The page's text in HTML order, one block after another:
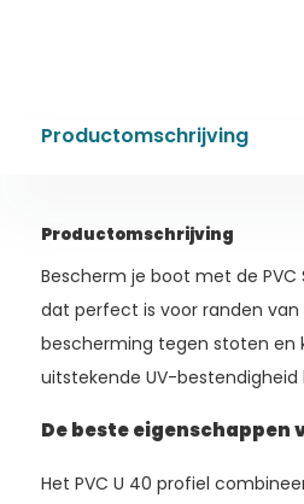
Productomschrijving
Productomschrijving
Bescherm je boot met de
dat perfect is voor randen
bescherming tegen stoten en
uitstekende UV-bestendigheid
De beste eigenschappen
Het PVC U 40 profiel